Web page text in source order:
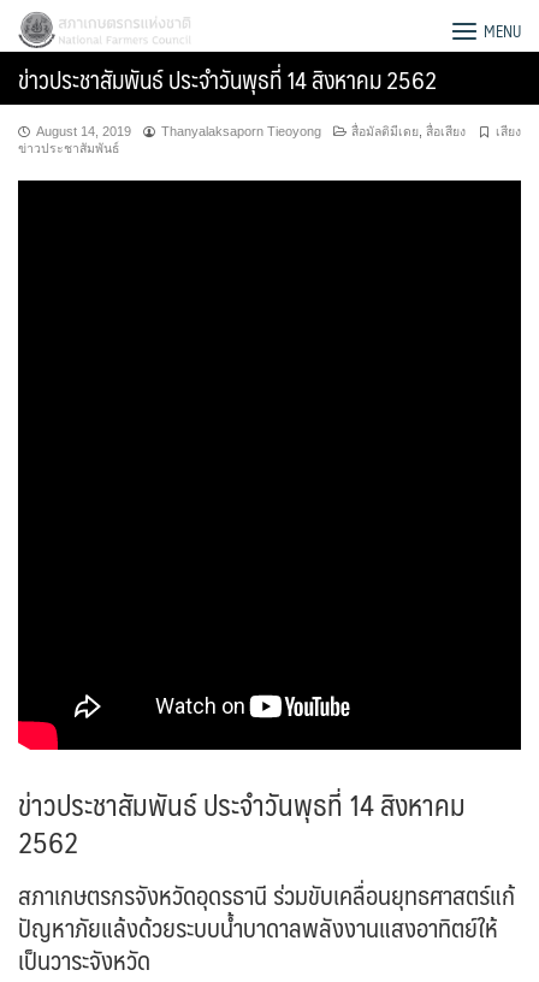
Skip
content
สภาเกษตรกรแห่งชาติ MENU
ข่าวประชาสัมพันธ์ ประจำวันพุธที่ 14 สิงหาคม 2562
August 14, 2019 Thanyalaksaporn Tieoyong สื่อมัลติมีเดย สื่อเสียง
เสียง
ข่าวประชาสัมพันธ์
ข่าวประชาสัมพันธ์ ประจำวันพุธที่ 14 สิงหาคม
2562
สภาเกษตรกรจังหวัดอุดรธานี ร่วมขับเคลื่อนยุทธศาสตร์แก้
ปัญหาภัยแล้งด้วยระบบน้ำบาดาลพลังงานแสงอาทิตย์ให้
เป็นวาระจังหวัด